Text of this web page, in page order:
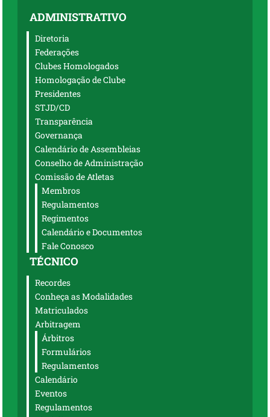
ADMINISTRATIVO
Diretoria
Federações
Clubes Homologados
Homologação de Clube
Presidentes
STJD/CD
Transparência
Governança
Calendário de Assembleias
Conselho de Administração
Comissão de Atletas
Membros
Regulamentos
Regimentos
Calendário e Documentos
Fale Conosco
TÉCNICO
Recordes
Conheça as Modalidades
Matriculados
Arbitragem
Árbitros
Formulários
Regulamentos
Calendário
Eventos
Regulamentos